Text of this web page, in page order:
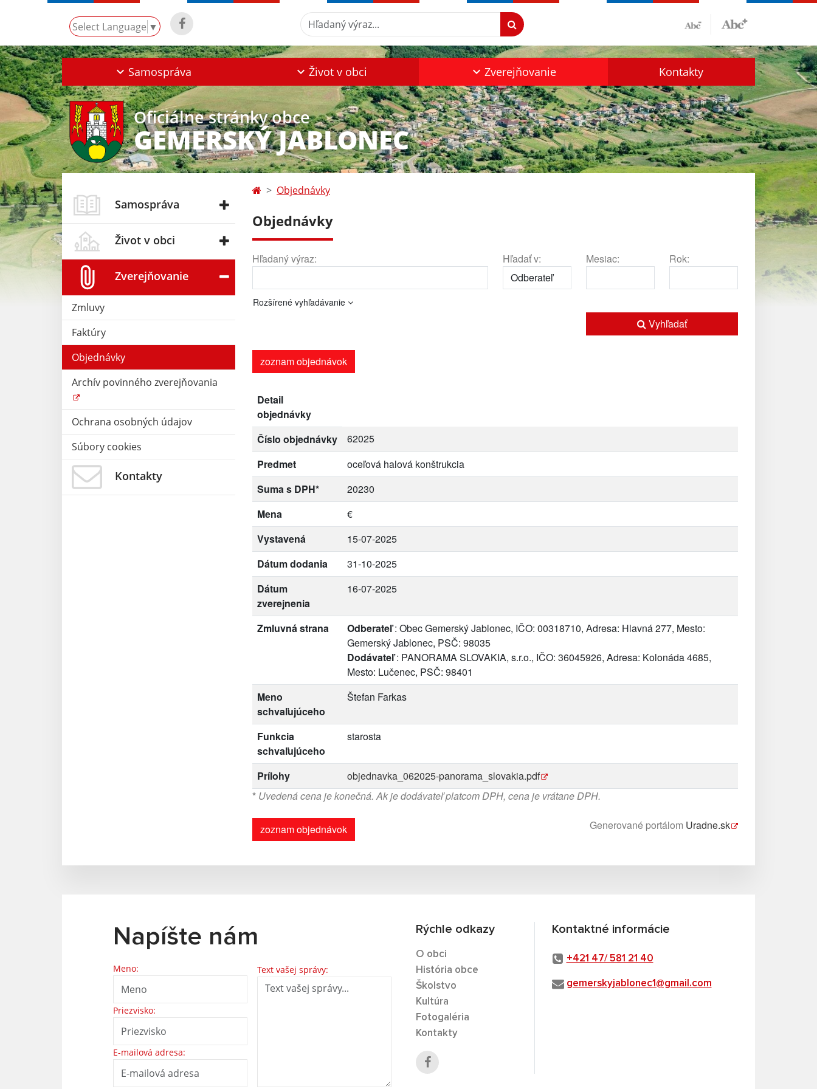
Select Language ▼
Hľadaný výraz...
Samospráva Život v obci Zverejňovanie Kontakty
Oficiálne stránky obce
GEMERSKÝ JABLONEC
Samospráva
Život v obci
Zverejňovanie
Zmluvy
Faktúry
Objednávky
Archív povinného zverejňovania
Ochrana osobných údajov
Súbory cookies
Kontakty
Objednávky
Objednávky
Hľadaný výraz: Hľadať v: Mesiac: Rok:
Rozšírené vyhľadávanie
Vyhľadať
zoznam objednávok
Detail
objednávky
Číslo objednávky
62025
Predmet
oceľová halová konštrukcia
Suma s DPH*
20230
Mena
€
Vystavená
15-07-2025
Dátum dodania
31-10-2025
Dátum
zverejnenia
16-07-2025
Zmluvná strana Odberateľ: Obec Gemerský Jablonec, IČO: 00318710, Adresa: Hlavná 277, Mesto:
Gemerský Jablonec, PSČ: 98035
Dodávateľ: PANORAMA SLOVAKIA, s.r.o., IČO: 36045926, Adresa: Kolonáda 4685,
Mesto: Lučenec, PSČ: 98401
Meno
schvaľujúceho
Štefan Farkas
Funkcia
schvaľujúceho
starosta
Prílohy
objednavka_062025-panorama_slovakia.pdf
* Uvedená cena je konečná. Ak je dodávateľ platcom DPH, cena je vrátane DPH.
zoznam objednávok Generované portálom Uradne.sk
Napíšte nám
Meno:
Priezvisko:
E-mailová adresa:
Text vašej správy:
Rýchle odkazy
O obci
História obce
Školstvo
Kultúra
Fotogaléria
Kontakty
Kontaktné informácie
+421 47/ 581 21 40
gemerskyjablonec1@gmail.com